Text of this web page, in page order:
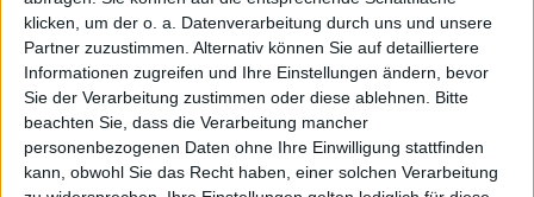
klicken, um der o. a. Datenverarbeitung durch uns und unsere
Partner zuzustimmen. Alternativ können Sie auf detailliertere
Informationen zugreifen und Ihre Einstellungen ändern, bevor
Sie der Verarbeitung zustimmen oder diese ablehnen.
Bitte
beachten Sie, dass die Verarbeitung mancher
personenbezogenen Daten ohne Ihre Einwilligung stattfinden
kann, obwohl Sie das Recht haben, einer solchen Verarbeitung
neuesten Smart Home Systemen.
Rechtliches
Impressum
Datenschutz
Sitemap